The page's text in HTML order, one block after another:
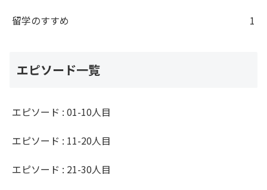
留学のすすめ
1
エピソード一覧
エピソード : 01-10人目
エピソード : 11-20人目
エピソード : 21-30人目